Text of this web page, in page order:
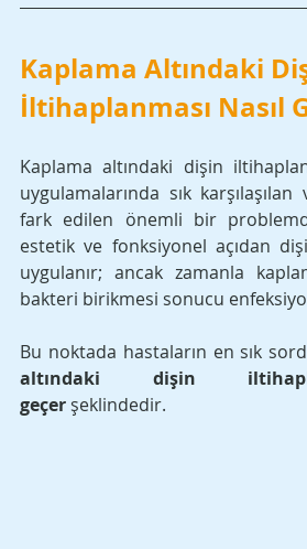
Kaplama Altındaki
İltihaplanması Nasıl
Kaplama altındaki dişin
uygulamalarında sık
fark edilen önemli bir
estetik ve fonksiyonel açıdan
uygulanır; ancak zamanla
bakteri birikmesi sonucu
Bu noktada hastaların en sık
altındaki dişin
geçer şeklindedir.